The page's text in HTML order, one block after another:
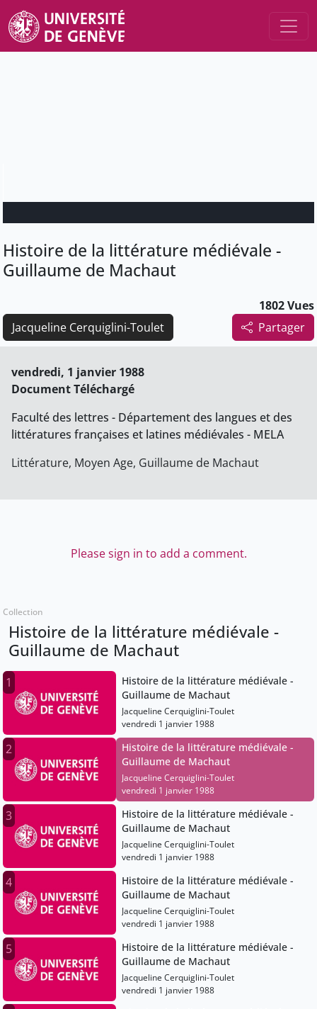
Histoire de la littérature médiévale -
Guillaume de Machaut
1802 Vues
Partager
Jacqueline Cerquiglini-Toulet
vendredi, 1 janvier 1988
Document Téléchargé
Faculté des lettres - Département des langues et des
littératures françaises et latines médiévales - MELA
Littérature, Moyen Age, Guillaume de Machaut
Please sign in to add a comment.
Collection
Histoire de la littérature médiévale -
Guillaume de Machaut
1
Histoire de la littérature médiévale -
Guillaume de Machaut
Jacqueline Cerquiglini-Toulet
vendredi 1 janvier 1988
2
Histoire de la littérature médiévale -
Guillaume de Machaut
Jacqueline Cerquiglini-Toulet
vendredi 1 janvier 1988
3
Histoire de la littérature médiévale -
Guillaume de Machaut
Jacqueline Cerquiglini-Toulet
vendredi 1 janvier 1988
4
Histoire de la littérature médiévale -
Guillaume de Machaut
Jacqueline Cerquiglini-Toulet
vendredi 1 janvier 1988
5
Histoire de la littérature médiévale -
Guillaume de Machaut
Jacqueline Cerquiglini-Toulet
vendredi 1 janvier 1988